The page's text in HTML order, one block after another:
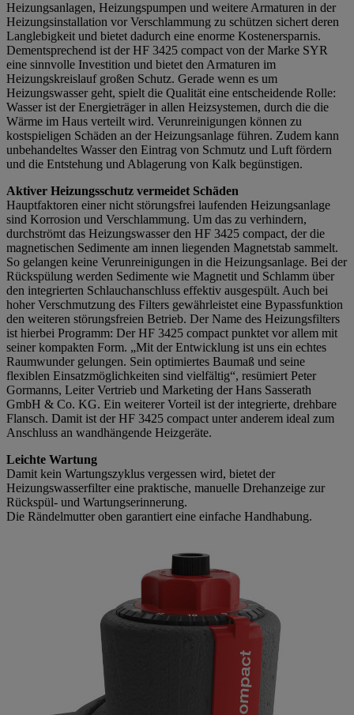
Heizungsanlagen, Heizungspumpen und weitere Armaturen in der
Heizungsinstallation vor Verschlammung zu schützen sichert deren
Langlebigkeit und bietet dadurch eine enorme Kostenersparnis.
Dementsprechend ist der HF 3425 compact von der Marke SYR
eine sinnvolle Investition und bietet den Armaturen im
Heizungskreislauf großen Schutz. Gerade wenn es um
Heizungswasser geht, spielt die Qualität eine entscheidende Rolle:
Wasser ist der Energieträger in allen Heizsystemen, durch die die
Wärme im Haus verteilt wird. Verunreinigungen können zu
kostspieligen Schäden an der Heizungsanlage führen. Zudem kann
unbehandeltes Wasser den Eintrag von Schmutz und Luft fördern
und die Entstehung und Ablagerung von Kalk begünstigen.
Aktiver Heizungsschutz vermeidet Schäden
Hauptfaktoren einer nicht störungsfrei laufenden Heizungsanlage
sind Korrosion und Verschlammung. Um das zu verhindern,
durchströmt das Heizungswasser den HF 3425 compact, der die
magnetischen Sedimente am innen liegenden Magnetstab sammelt.
So gelangen keine Verunreinigungen in die Heizungsanlage. Bei der
Rückspülung werden Sedimente wie Magnetit und Schlamm über
den integrierten Schlauchanschluss effektiv ausgespült. Auch bei
hoher Verschmutzung des Filters gewährleistet eine Bypassfunktion
den weiteren störungsfreien Betrieb. Der Name des Heizungsfilters
ist hierbei Programm: Der HF 3425 compact punktet vor allem mit
seiner kompakten Form. „Mit der Entwicklung ist uns ein echtes
Raumwunder gelungen. Sein optimiertes Baumaß und seine
flexiblen Einsatzmöglichkeiten sind vielfältig“, resümiert Peter
Gormanns, Leiter Vertrieb und Marketing der Hans Sasserath
GmbH & Co. KG. Ein weiterer Vorteil ist der integrierte, drehbare
Flansch. Damit ist der HF 3425 compact unter anderem ideal zum
Anschluss an wandhängende Heizgeräte.
Leichte Wartung
Damit kein Wartungszyklus vergessen wird, bietet der
Heizungswasserfilter eine praktische, manuelle Drehanzeige zur
Rückspül- und Wartungserinnerung.
Die Rändelmutter oben garantiert eine einfache Handhabung.